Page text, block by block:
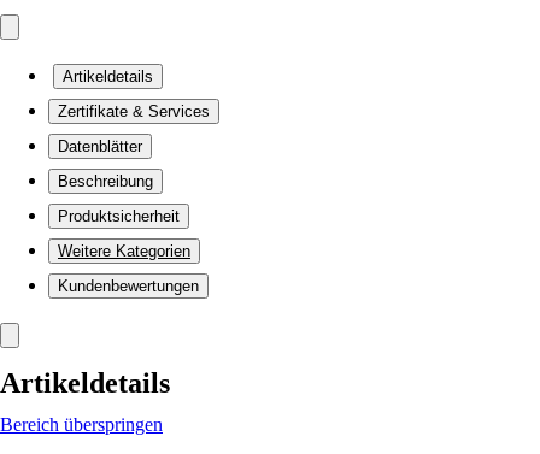
Artikeldetails
Zertifikate & Services
Datenblätter
Beschreibung
Produktsicherheit
Weitere Kategorien
Kundenbewertungen
Artikeldetails
Bereich überspringen